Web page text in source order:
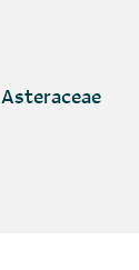
Asteraceae